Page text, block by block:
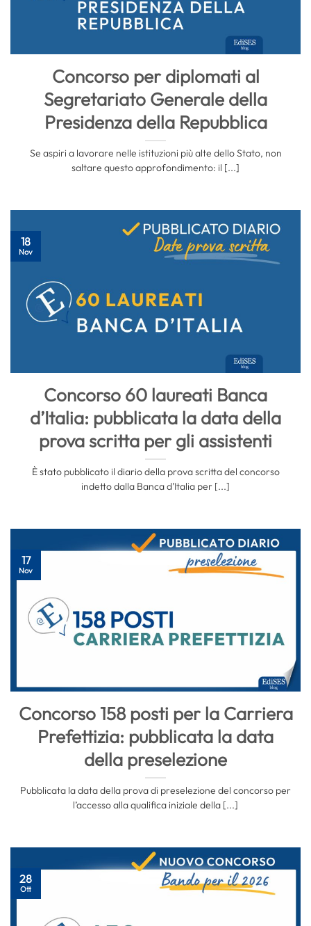
Concorso per diplomati al
Segretariato Generale della
Presidenza della Repubblica
Se aspiri a lavorare nelle istituzioni più alte dello Stato, non
saltare questo approfondimento: il [...]
Concorso 60 laureati Banca
d’Italia: pubblicata la data della
prova scritta per gli assistenti
È stato pubblicato il diario della prova scritta del concorso
indetto dalla Banca d’Italia per [...]
18
Nov
Concorso 158 posti per la Carriera
Prefettizia: pubblicata la data
della preselezione
Pubblicata la data della prova di preselezione del concorso per
l’accesso alla qualifica iniziale della [...]
17
Nov
28
Ott